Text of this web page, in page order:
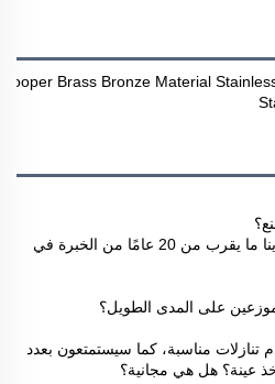
على المدى الطويل؟